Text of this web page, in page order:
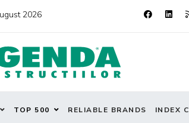
2026
TOP 500 RELIABLE BRANDS INDEX